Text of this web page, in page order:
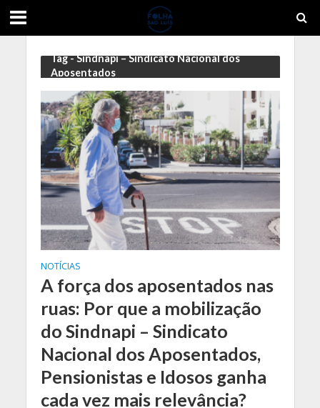
Tag - Sindnapi – Sindicato Nacional dos
Aposentados
NOTÍCIAS
A força dos aposentados nas
ruas: Por que a mobilização
do Sindnapi – Sindicato
Nacional dos Aposentados,
Pensionistas e Idosos ganha
cada vez mais relevância?